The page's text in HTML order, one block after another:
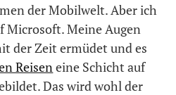
der Mobilwelt. Aber ich
Microsoft. Meine Augen
der Zeit ermüdet und es
Reisen eine Schicht auf
Das wird wohl der